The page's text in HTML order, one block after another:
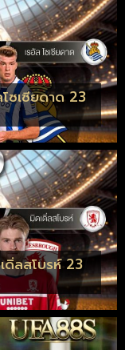
โซเซียดาด 23
ดิ่ลสโบรห์ 23